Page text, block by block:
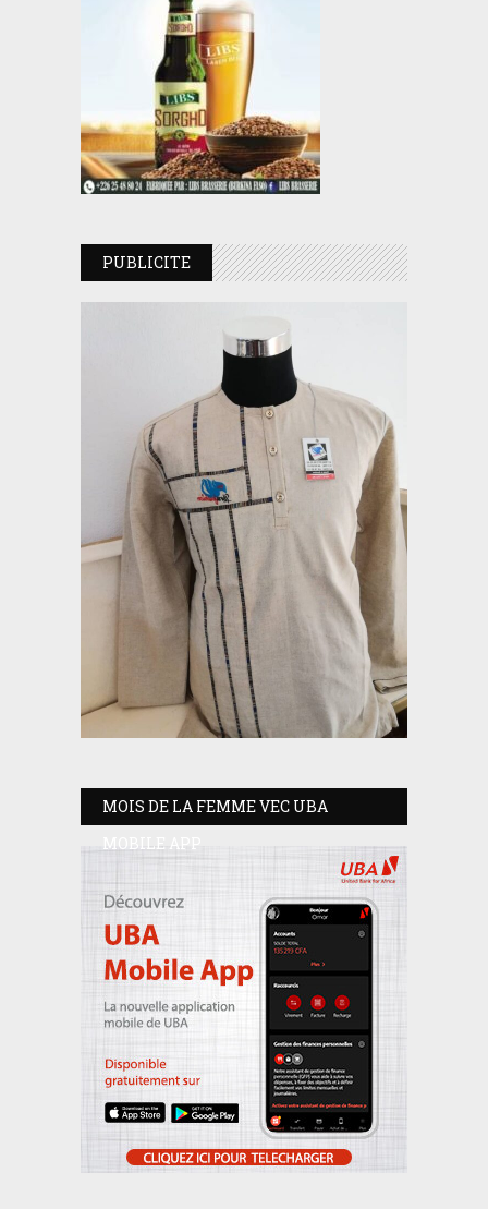
PUBLICITE
MOIS DE LA FEMME VEC UBA
MOBILE APP